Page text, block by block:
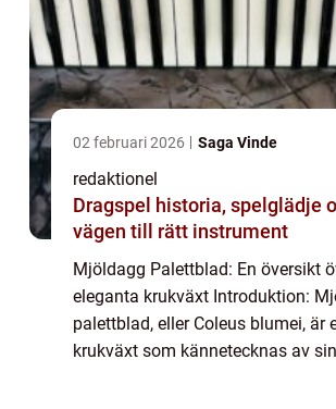
02 februari 2026 Saga Vinde
redaktionel
Dragspel historia, spelglädje och
vägen till rätt instrument
Mjöldagg Palettblad: En översikt
eleganta krukväxt Introduktion:
palettblad, eller Coleus blumei, är
krukväxt som kännetecknas av